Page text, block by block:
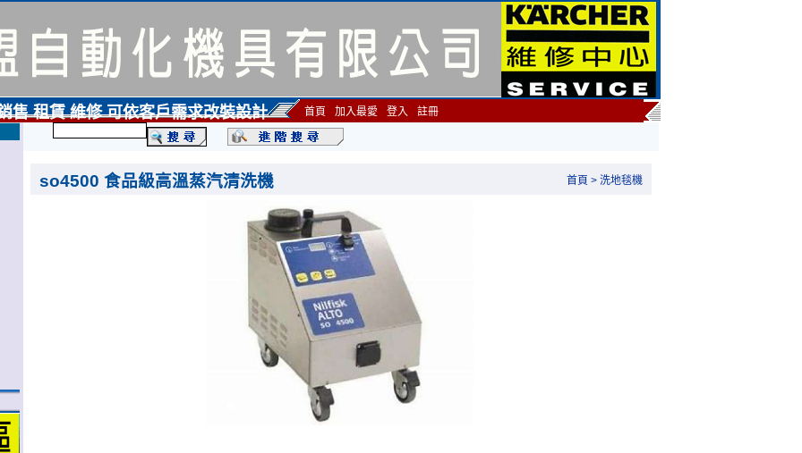
售 租賃 維修 可依客戶需求改裝設計 首頁 加入最愛 登入 註冊
so4500 食品級高溫蒸汽清洗機 首頁 > 洗地毯機